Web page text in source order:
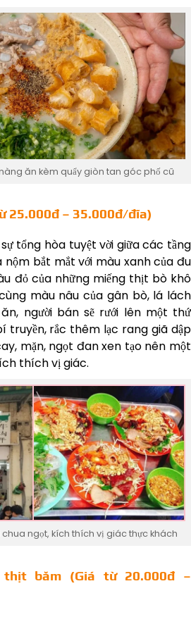
ăn kèm quẩy giòn tan góc phố cũ
25.000đ – 35.000đ/đĩa)
tổng hòa tuyệt vời giữa các tầng
nộm bắt mắt với màu xanh của đu
đỏ của những miếng thịt bò khô
màu nâu của gân bò, lá lách
người bán sẽ rưới lên một thứ
truyền, rắc thêm lạc rang giã dập
mặn, ngọt đan xen tạo nên một
thích vị giác.
ngọt, kích thích vị giác thực khách
băm (Giá từ 20.000đ –